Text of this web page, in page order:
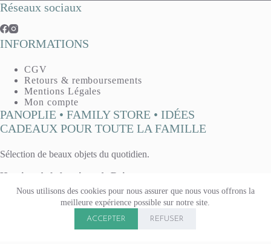
Nous utilisons des cookies pour nous assurer que nous vous offrons la
meilleure expérience possible sur notre site.
ACCEPTER REFUSER
Réseaux sociaux
INFORMATIONS
CGV
Retours & remboursements
Mentions Légales
Mon compte
PANOPLIE • FAMILY STORE • IDÉES
CADEAUX POUR TOUTE LA FAMILLE
Sélection de beaux objets du quotidien.
Horaires de la boutique de Reims :
Mardi, mercredi, vendredi : 10h - 13h / 14h30 - 19h
Jeudi : 14h30 - 19h
Samedi 10h - 13h / 14h - 19h
Boutique fermée le lundi & le dimanche.
15 rue Voltaire, à Reims